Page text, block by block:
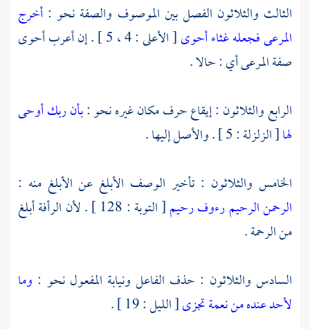
الثالث والثلاثون الفصل بين الموصوف والصفة نحو : أخرج
المرعىفجعله غثاء أحوى
[ الأعلى : 4 ، 5 ] . إن أعرب أحوى
صفة المرعى أي : حالا .
الرابع والثلاثون : إيقاع حرف مكان غيره نحو :بأن ربك أوحى
لها[ الزلزلة : 5 ] . والأصل إليها .
الخامس والثلاثون : تأخير الوصف الأبلغ عن الأبلغ منه :
الرحمن الرحيمرءوف رحيم
[ التوبة : 128 ] . لأن الرأفة أبلغ
من الرحمة .
السادس والثلاثون : حذف الفاعل ونيابة المفعول نحو : وما
لأحد عنده من نعمة تجزى[ الليل : 19 ] .